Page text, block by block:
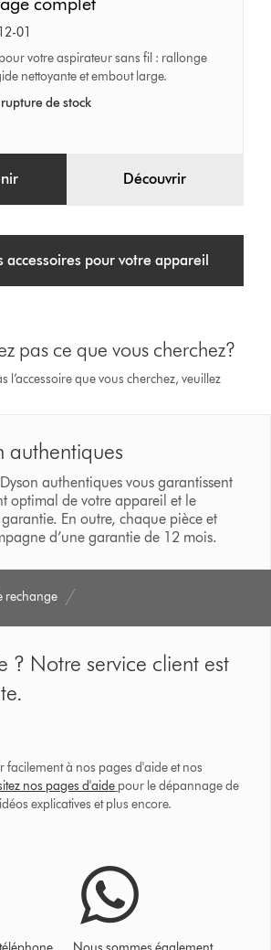
01
votre aspirateur sans fil : rallonge
nettoyante et embout large.
de stock
Découvrir
accessoires pour votre appareil
pas ce que vous cherchez?
l’accessoire que vous cherchez, veuillez
authentiques
authentiques vous garantissent
optimal de votre appareil et le
En outre, chaque pièce et
d’une garantie de 12 mois.
rechange
? Notre service client est
facilement à nos pages d'aide et nos
nos pages d'aide pour le dépannage de
explicatives et plus encore.